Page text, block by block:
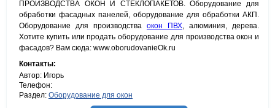
ПРОИЗВОДСТВА ОКОН И СТЕКЛОПАКЕТОВ. Оборудование для
обработки фасадных панелей, оборудование для обработки АКП.
Оборудование для производства окон ПВХ, алюминия, дерева.
Хотите купить или продать оборудование для производства окон и
фасадов? Вам сюда: www.oborudovanieOk.ru
Контакты:
Автор: Игорь
Телефон:
Раздел: Оборудование для окон